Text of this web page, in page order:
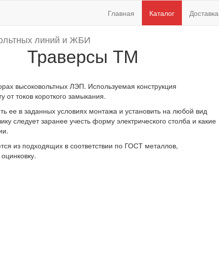
линий и ЖБИ
Главная Каталог Доставка
Траверсы ТМ
высоковольтных ЛЭП. Используемая конструкция
от токов короткого замыкания.
ее в заданных условиях монтажа и установить на любой вид
следует заранее учесть форму электрического столба и какие
из подходящих в соответствии по ГОСТ металлов,